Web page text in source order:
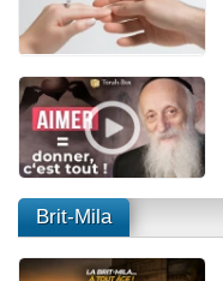
Brit-Mila